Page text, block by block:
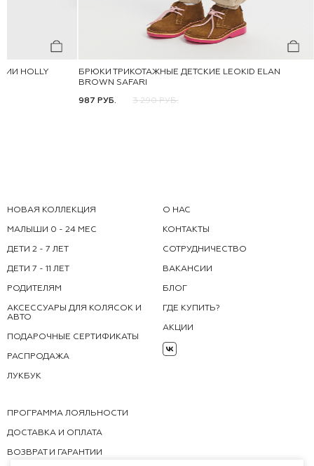
HOLLY
БРЮКИ ТРИКОТАЖНЫЕ ДЕТСКИЕ LEOKID ELAN
BROWN SAFARI
987 РУБ.
3 290 РУБ.
НОВАЯ КОЛЛЕКЦИЯ
МАЛЫШИ 0 - 24 МЕС
ДЕТИ 2 - 7 ЛЕТ
ДЕТИ 7 - 11 ЛЕТ
РОДИТЕЛЯМ
АКСЕССУАРЫ ДЛЯ КОЛЯСОК И
АВТО
ПОДАРОЧНЫЕ СЕРТИФИКАТЫ
РАСПРОДАЖА
ЛУКБУК
О НАС
КОНТАКТЫ
СОТРУДНИЧЕСТВО
ВАКАНСИИ
БЛОГ
ГДЕ КУПИТЬ?
АКЦИИ
ПРОГРАММА ЛОЯЛЬНОСТИ
ДОСТАВКА И ОПЛАТА
ВОЗВРАТ И ГАРАНТИИ